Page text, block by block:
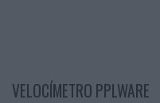
VELOCÍMETRO PPLWARE